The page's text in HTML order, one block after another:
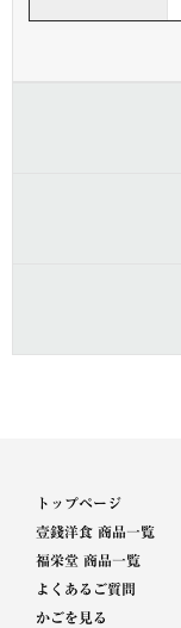
トップページ
壹錢洋食 商品一覧
福栄堂 商品一覧
よくあるご質問
かごを見る